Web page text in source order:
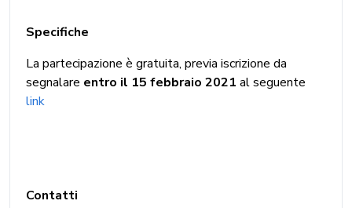
Specifiche
La partecipazione è gratuita, previa iscrizione da
segnalare entro il 15 febbraio 2021 al seguente
link
Contatti